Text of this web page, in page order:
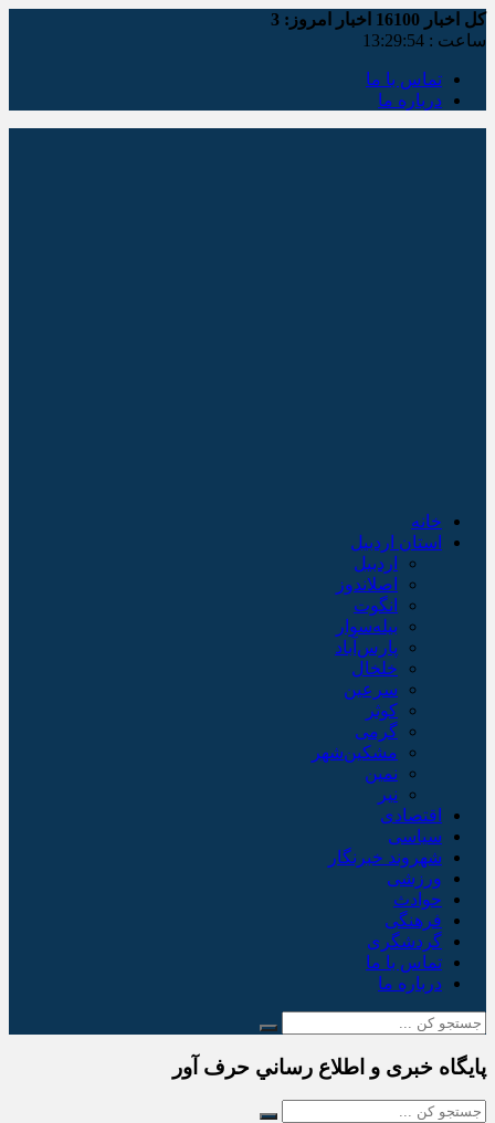
کل اخبار اخبار امروز: 3
ساعت : 13:29:54
تماس با ما
درباره ما
خانه
استان اردبیل
اردبیل
اصلاندوز
انگوت
بیله‌سوار
پارس‌آباد
خلخال
سرعین
کوثر
گرمی
مشکین‌شهر
نمین
نیر
اقتصادی
سیاسی
شهروند خبرنگار
ورزشی
حوادث
فرهنگی
گردشگری
تماس با ما
درباره ما
پایگاه خبری و اطلاع رساني حرف آور